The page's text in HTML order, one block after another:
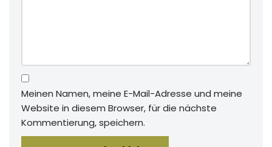
Meinen Namen, meine E-Mail-Adresse und meine
Website in diesem Browser, für die nächste
Kommentierung, speichern.